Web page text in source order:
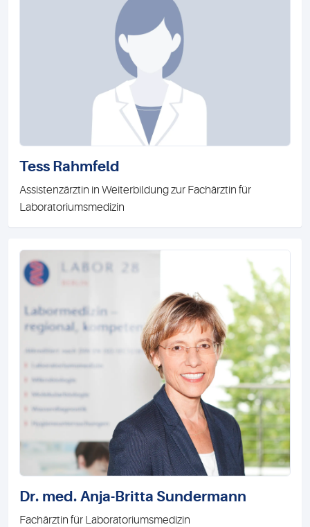
Tess Rahmfeld
Assistenzärztin in Weiterbildung zur Fachärztin für
Laboratoriumsmedizin
Dr. med. Anja-Britta Sundermann
Fachärztin für Laboratoriumsmedizin